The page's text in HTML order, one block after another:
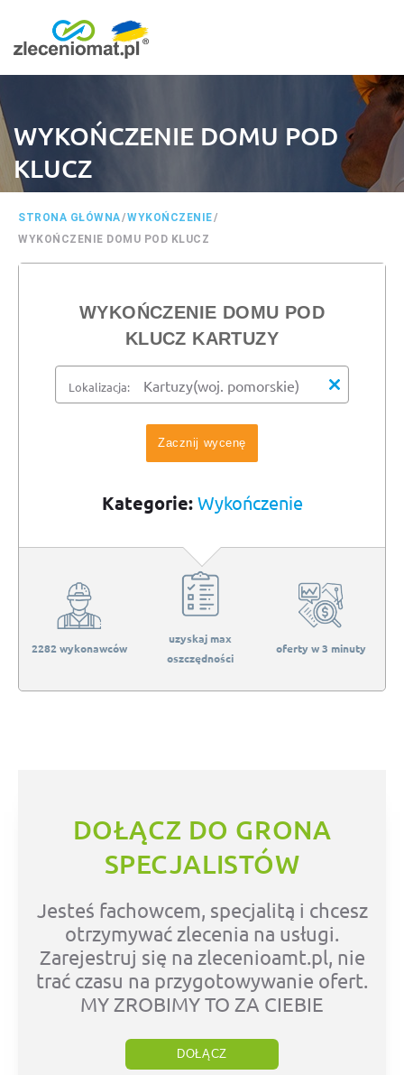
WYKOŃCZENIE DOMU POD
KLUCZ
STRONA GŁÓWNA/WYKOŃCZENIE/
WYKOŃCZENIE DOMU POD KLUCZ
WYKOŃCZENIE DOMU POD
KLUCZ KARTUZY
Lokalizacja:
Zacznij wycenę
Kategorie: Wykończenie
2282 wykonawców
uzyskaj max
oszczędności
oferty w 3 minuty
DOŁĄCZ DO GRONA
SPECJALISTÓW
Jesteś fachowcem, specjalitą i chcesz
otrzymywać zlecenia na usługi.
Zarejestruj się na zlecenioamt.pl, nie
trać czasu na przygotowywanie ofert.
MY ZROBIMY TO ZA CIEBIE
DOŁĄCZ